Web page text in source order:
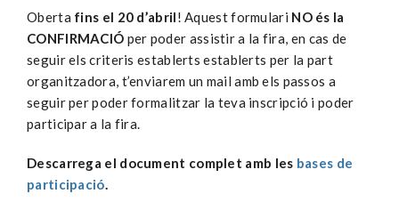
Oberta fins el 20 d’abril! Aquest formulari NO és la
CONFIRMACIÓ per poder assistir a la fira, en cas de
seguir els criteris establerts establerts per la part
organitzadora, t’enviarem un mail amb els passos a
seguir per poder formalitzar la teva inscripció i poder
participar a la fira.
Descarrega el document complet amb les bases de
participació